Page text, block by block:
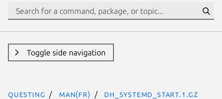
Toggle side navigation
questing man(fr) dh_systemd_start.1.gz